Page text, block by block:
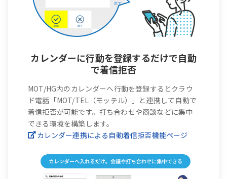
カレンダーに行動を登録するだけで自動
で着信拒否
MOT/HG内のカレンダーへ行動を登録するとクラウ
ド電話「MOT/TEL（モッテル）」と連携して自動で
着信拒否が可能です。打ち合わせや商談などに集中
できる環境を構築します。
カレンダー連携による自動着信拒否機能ページ